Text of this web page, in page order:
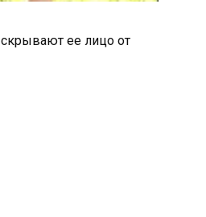
ее лицо от